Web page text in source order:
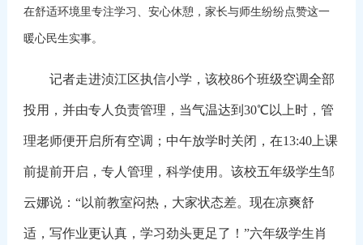
在舒适环境里专注学习、安心休憩，家长与师生纷纷点赞这一
暖心民生实事。
记者走进浈江区执信小学，该校86个班级空调全部
投用，并由专人负责管理，当气温达到30℃以上时，管
理老师便开启所有空调；中午放学时关闭，在13:40上课
前提前开启，专人管理，科学使用。该校五年级学生邹
云娜说：“以前教室闷热，大家状态差。现在凉爽舒
适，写作业更认真，学习劲头更足了！”六年级学生肖